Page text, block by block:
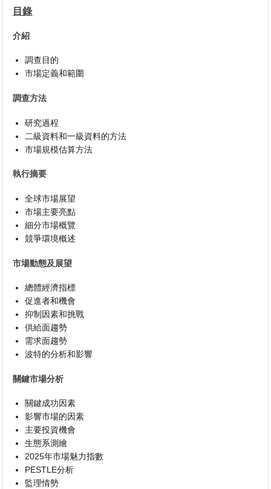
目錄
介紹
調查目的
市場定義和範圍
調查方法
研究過程
二級資料和一級資料的方法
市場規模估算方法
執行摘要
全球市場展望
市場主要亮點
細分市場概覽
競爭環境概述
市場動態及展望
總體經濟指標
促進者和機會
抑制因素和挑戰
供給面趨勢
需求面趨勢
波特的分析和影響
關鍵市場分析
關鍵成功因素
影響市場的因素
主要投資機會
生態系測繪
2025年市場魅力指數
PESTLE分析
監理情勢